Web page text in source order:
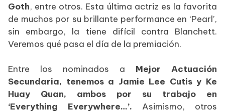
Goth, entre otros. Esta última actriz es la favorita
de muchos por su brillante performance en ‘Pearl’,
sin embargo, la tiene difícil contra Blanchett.
Veremos qué pasa el día de la premiación.
Entre los nominados a Mejor Actuación
Secundaria, tenemos a Jamie Lee Cutis y Ke
Huay Quan, ambos por su trabajo en
‘Everything Everywhere…’. Asimismo, otros